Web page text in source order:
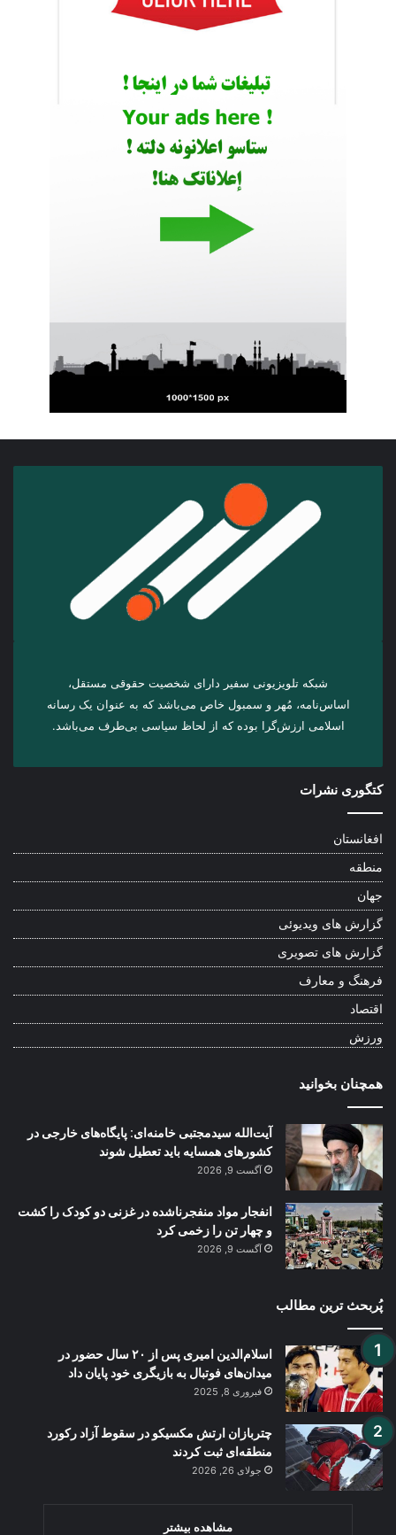
شبکه تلویزیونی سفیر دارای شخصیت حقوقی مستقل،
اساس‌نامه، مُهر و سمبول خاص می‌باشد که به عنوان یک رسانه
اسلامی ارزش‌گرا بوده که از لحاظ سیاسی بی‌طرف می‌باشد.
کتگوری نشرات
افغانستان
منطقه
جهان
گزارش های ویدیوئی
گزارش های تصویری
فرهنگ و معارف
اقتصاد
ورزش
همچنان بخوانید
آیت‌الله سیدمجتبی خامنه‌ای: پایگاه‌های خارجی در
کشورهای همسایه باید تعطیل شوند
آگست 9, 2026
انفجار مواد منفجرناشده در غزنی دو کودک را کشت
و چهار تن را زخمی کرد
آگست 9, 2026
پُربحث ترین مطالب
اسلام‌الدین امیری پس از ۲۰ سال حضور در
میدان‌های فوتبال به بازیگری خود پایان داد
فبروری 8, 2025
چتربازان ارتش مکسیکو در سقوط آزاد رکورد
منطقه‌ای ثبت کردند
جولای 26, 2026
مشاهده بیشتر